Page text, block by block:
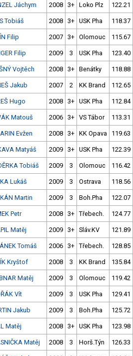
Jáchym 2008 3+ Loko Plz 122.21
Tobiáš 2008 3+ USK Pha 118.37
Filip 2007 3+ Olomouc 115.67
Filip 2009 3 USK Pha 123.40
Vojtěch 2008 3+ Benátky 118.88
Jakub 2007 2 KK Brand 112.65
Hugo 2008 3+ USK Pha 112.84
Matouš 2006 3+ VS Tábor 113.31
Evžen 2008 3+ KK Opava 119.63
Matyáš 2009 3+ USK Pha 122.39
Tobiáš 2009 3 Olomouc 116.42
Lukáš 2009 3 Ostrava 118.56
Martin 2009 3 Boh.Pha 122.07
Petr 2008 3+ Třebech. 124.77
Matěj 2009 3+ Sláv.KV 121.89
Tomáš 2006 3+ Třebech. 128.85
Kryštof 2008 3 KK Brand 135.84
Matěj 2009 3 Olomouc 119.42
Vít 2009 3 USK Pha 129.41
Jakub 2009 3 Boh.Pha 125.72
Matěj 2008 3+ USK Pha 123.98
Matěj 2008 3 Horš.Týn 126.33